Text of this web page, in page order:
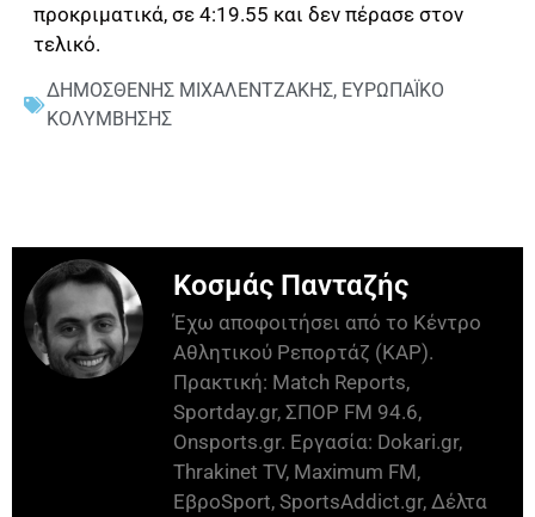
προκριματικά, σε 4:19.55 και δεν πέρασε στον
τελικό.
ΔΗΜΟΣΘΕΝΗΣ ΜΙΧΑΛΕΝΤΖΑΚΗΣ, ΕΥΡΩΠΑΪΚΟ
ΚΟΛΥΜΒΗΣΗΣ
Κοσμάς Πανταζής
Έχω αποφοιτήσει από το Κέντρο
Αθλητικού Ρεπορτάζ (ΚΑΡ).
Πρακτική: Match Reports,
Sportday.gr, ΣΠΟΡ FM 94.6,
Onsports.gr. Εργασία: Dokari.gr,
Thrakinet TV, Maximum FM,
ΕβροSport, SportsAddict.gr, Δέλτα